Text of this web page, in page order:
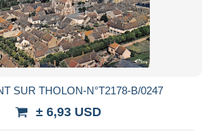
SUR THOLON-N°T2178-B/0247
± 6,93 USD